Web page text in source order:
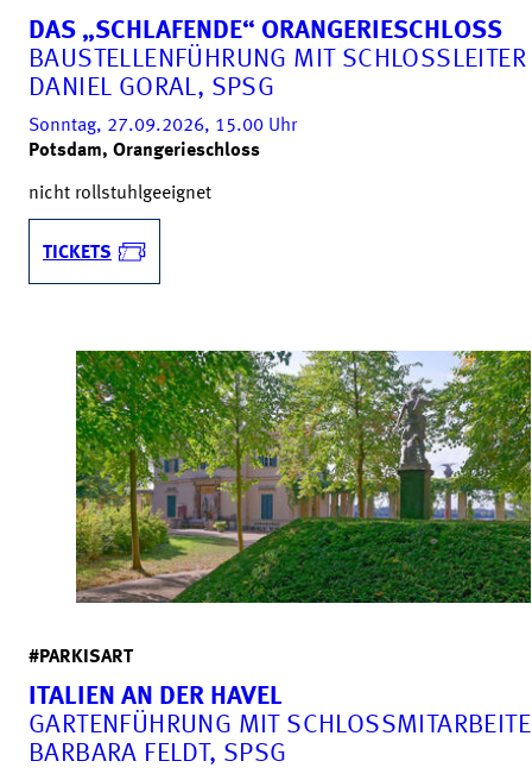
DAS „SCHLAFENDE“ ORANGERIESCHLOSS
BAUSTELLENFÜHRUNG MIT SCHLOSSLEITER
DANIEL GORAL, SPSG
Sonntag, 27.09.2026, 15.00 Uhr
Potsdam, Orangerieschloss
nicht rollstuhlgeeignet
TICKETS
#PARKISART
ITALIEN AN DER HAVEL
GARTENFÜHRUNG MIT
BARBARA FELDT, SPSG